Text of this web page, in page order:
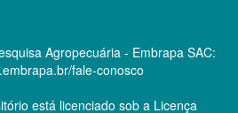
Agropecuária - Embrapa SAC:
fale-conosco
está licenciado sob a Licença